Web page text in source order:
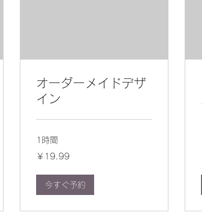
オーダーメイドデザ
イン
1時間
円
￥19.99
今すぐ予約